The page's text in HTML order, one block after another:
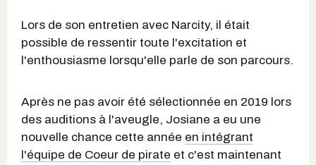
Lors de son entretien avec Narcity, il était
possible de ressentir toute l'excitation et
l'enthousiasme lorsqu'elle parle de son parcours.
Après ne pas avoir été sélectionnée en 2019 lors
des auditions à l'aveugle, Josiane a eu une
nouvelle chance cette année en intégrant
l'équipe de Coeur de pirate et c'est maintenant